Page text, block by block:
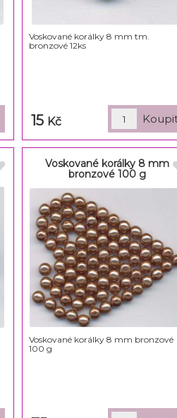
Voskované korálky 8 mm tm.
bronzové 12ks
15 Kč
Voskované korálky 8 mm
bronzové 100 g
Voskované korálky 8 mm bronzové
100 g